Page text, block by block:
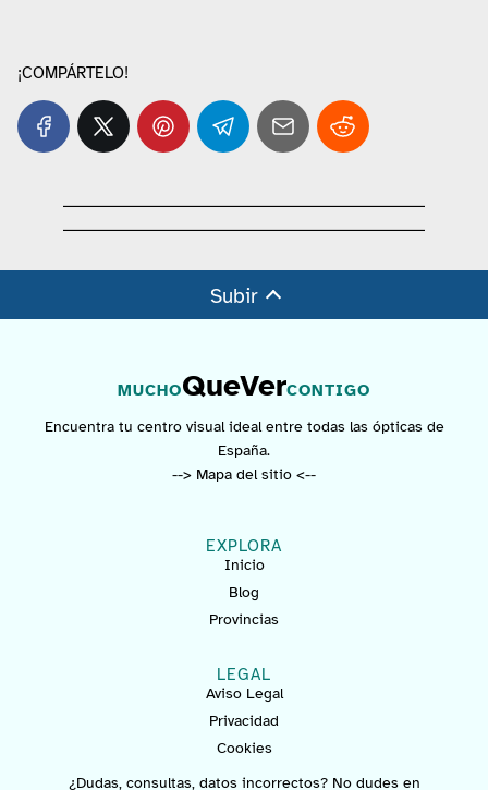
¡COMPÁRTELO!
Subir
MUCHOQueVerCONTIGO
Encuentra tu centro visual ideal entre todas las ópticas de
España.
--> Mapa del sitio <--
EXPLORA
Inicio
Blog
Provincias
LEGAL
Aviso Legal
Privacidad
Cookies
¿Dudas, consultas, datos incorrectos? No dudes en